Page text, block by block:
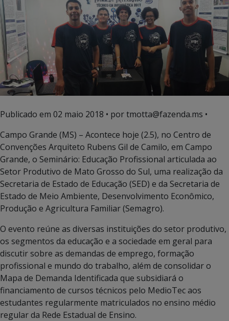
Publicado em 02 maio 2018 • por tmotta@fazenda.ms •
Campo Grande (MS) – Acontece hoje (2.5), no Centro de
Convenções Arquiteto Rubens Gil de Camilo, em Campo
Grande, o Seminário: Educação Profissional articulada ao
Setor Produtivo de Mato Grosso do Sul, uma realização da
Secretaria de Estado de Educação (SED) e da Secretaria de
Estado de Meio Ambiente, Desenvolvimento Econômico,
Produção e Agricultura Familiar (Semagro).
O evento reúne as diversas instituições do setor produtivo,
os segmentos da educação e a sociedade em geral para
discutir sobre as demandas de emprego, formação
profissional e mundo do trabalho, além de consolidar o
Mapa de Demanda Identificada que subsidiará o
financiamento de cursos técnicos pelo MedioTec aos
estudantes regularmente matriculados no ensino médio
regular da Rede Estadual de Ensino.